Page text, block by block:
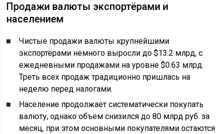
Продажи валюты экспортёрами и
населением
Чистые продажи валюты крупнейшими
экспортёрами немного выросли до $13.2 млрд, с
ежедневными продажами на уровне $0.63 млрд.
Треть всех продаж традиционно пришлась на
неделю перед налогами.
Население продолжает систематически покупать
валюту, однако объём снизился до 80 млрд руб. за
месяц, при этом основными покупателями остаются